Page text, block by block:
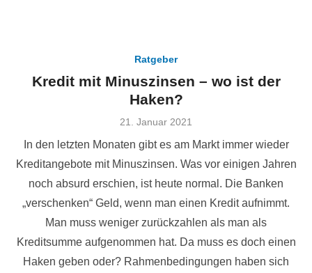
Ratgeber
Kredit mit Minuszinsen – wo ist der
Haken?
Veröffentlicht
21. Januar 2021
In den letzten Monaten gibt es am Markt immer wieder
Kreditangebote mit Minuszinsen. Was vor einigen Jahren
noch absurd erschien, ist heute normal. Die Banken
„verschenken“ Geld, wenn man einen Kredit aufnimmt.
Man muss weniger zurückzahlen als man als
Kreditsumme aufgenommen hat. Da muss es doch einen
Haken geben oder? Rahmenbedingungen haben sich